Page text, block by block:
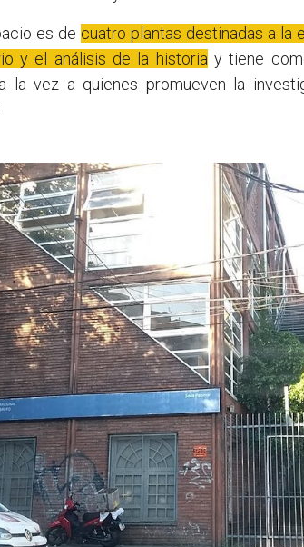
es de cuatro plantas destinadas a la
y el análisis de la historia y tiene
la vez a quienes promueven la